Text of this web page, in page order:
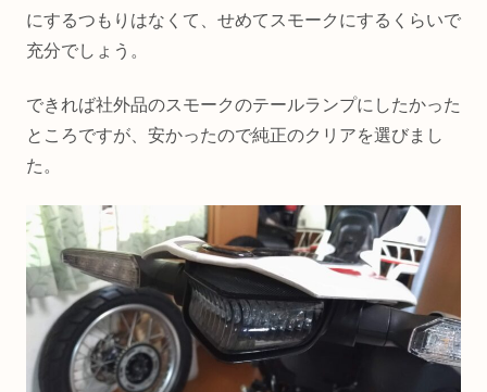
にするつもりはなくて、せめてスモークにするくらいで
充分でしょう。
できれば社外品のスモークのテールランプにしたかった
ところですが、安かったので純正のクリアを選びまし
た。